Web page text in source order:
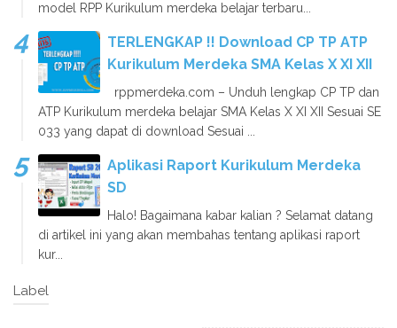
model RPP Kurikulum merdeka belajar terbaru...
TERLENGKAP !! Download CP TP ATP
Kurikulum Merdeka SMA Kelas X XI XII
rppmerdeka.com – Unduh lengkap CP TP dan
ATP Kurikulum merdeka belajar SMA Kelas X XI XII Sesuai SE
033 yang dapat di download Sesuai ...
Aplikasi Raport Kurikulum Merdeka
SD
Halo! Bagaimana kabar kalian ? Selamat datang
di artikel ini yang akan membahas tentang aplikasi raport
kur...
Label